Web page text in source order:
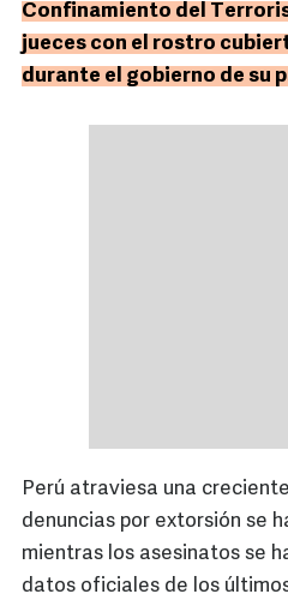
Confinamiento del
jueces con el rostro
durante el gobierno de su
Perú atraviesa una
denuncias por extorsión se
mientras los asesinatos se
datos oficiales de los